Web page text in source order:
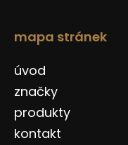
mapa stránek
úvod
značky
produkty
kontakt